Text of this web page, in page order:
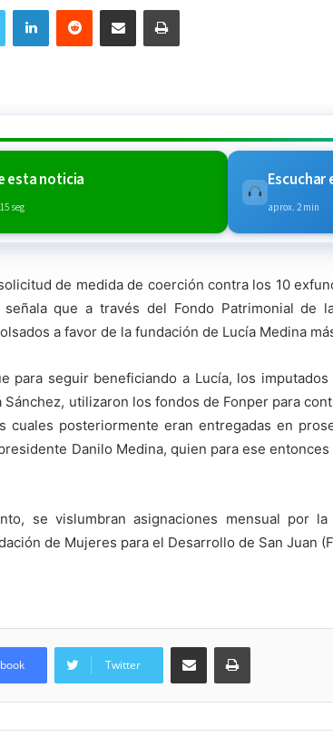
Twitter LinkedInReddit Compartir via Email Imprimi
esta noticia
seg
Escuchar
aprox. 2 min
de medida de coerción contra los 10
señala que a través del Fondo Patrimonial de
a favor de la fundación de Lucía Medina
para seguir beneficiando a Lucía, los
Sánchez, utilizaron los fondos de Fonper para
cuales posteriormente eran entregadas en
Danilo Medina, quien para ese
se vislumbran asignaciones mensual por
de Mujeres para el Desarrollo de San Juan
Twitter
Compartir via Email Imprimi